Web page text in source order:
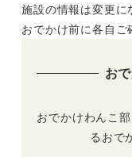
施設の情報は変更に
おでかけ前に各自ご
お
おでかけわんこ
るおで